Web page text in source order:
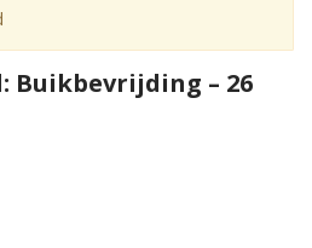
Buikbevrijding – 26